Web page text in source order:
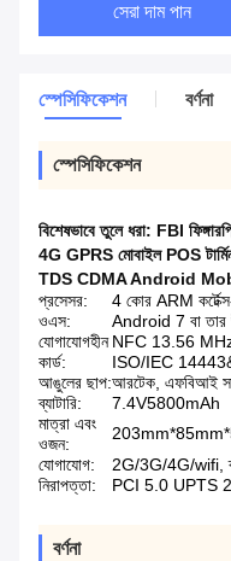
সেরা দাম পান
স্পেসিফিকেশন বর্ণনা
স্পেসিফিকেশন
বিশেষভাবে তুলে ধরা: FBI
4G GPRS মোবাইল POS
TDS CDMA Android
প্রসেসর:
4 কোর ARM
ওএস:
Android 7 বা তার
যোগাযোগহীন
কার্ড:
NFC 13.56
ISO/IEC
আঙুলের ছাপ:আরটেক, এফবিআই
ব্যাটারি:
7.4V5800mAh
মাত্রা এবং
ওজন:
যোগাযোগ:
2G/3G/4G/wifi,
নিরাপত্তা:
PCI 5.0 UPTS
বর্ণনা